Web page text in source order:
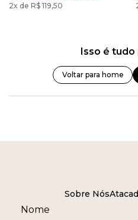
2x de R$ 119,50
Isso é tudo
Voltar para home
Sobre Nós